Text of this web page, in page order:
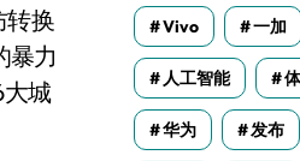
转换
暴力
城
Vivo 一加
人工智能
华为 发布